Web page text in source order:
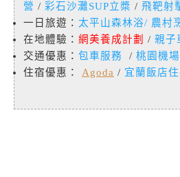
營 / 彩石沙灘SUP立槳 / 飛靶射
一日旅遊： 太平山森林浴/ 農村
在地體驗： 網美養成計劃 / 親子
交通優惠： 包車服務 / 桃園機
住宿優惠： Agoda / 宜蘭飯店